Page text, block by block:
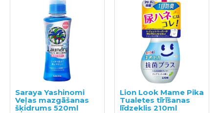
Saraya Yashinomi
Veļas mazgāšanas
šķidrums 520ml
Lion Look Mame Pika
Tualetes tīrīšanas
līdzeklis 210ml